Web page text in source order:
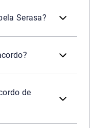
Serasa?
WhatsApp oficial
de
no Serasa Limpa